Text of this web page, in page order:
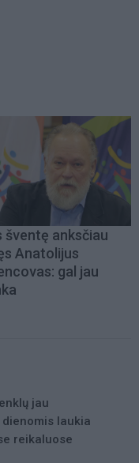
šventę anksčiau
Anatolijus
gal jau
jau
laukia
reikaluose